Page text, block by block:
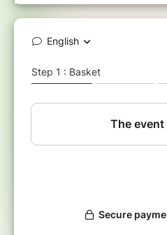
pour les initiés !) offre de belles
réflexion et de compétition pour
son bonheur : celui de se
courir le plus vite possible sur un
connaissances en
Cette session aura lieu au Parc